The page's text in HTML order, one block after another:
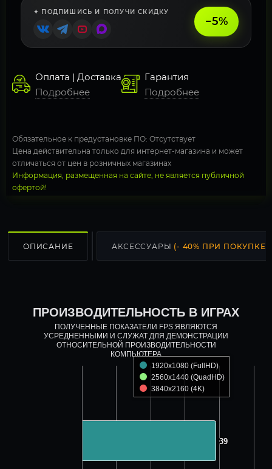
✦ ПОДПИШИСЬ И ПОЛУЧИ СКИДКУ
−5%
Оплата | Доставка
Подробнее
Гарантия
Подробнее
Обязательное к предустановке ПО: Отсутствует
Цена действительна только для интернет-магазина и может
отличаться от цен в розничных магазинах
Информация, размещенная на сайте, не является публичной
офертой!
ОПИСАНИЕ АКСЕССУАРЫ (- 40% ПРИ ПОКУПКЕ
ПРОИЗВОДИТЕЛЬНОСТЬ В ИГРАХ
ПОЛУЧЕННЫЕ ПОКАЗАТЕЛИ FPS ЯВЛЯЮТСЯ
УСРЕДНЕННЫМИ И СЛУЖАТ ДЛЯ ДЕМОНСТРАЦИИ
ОТНОСИТЕЛЬНОЙ ПРОИЗВОДИТЕЛЬНОСТИ
КОМПЬЮТЕРА
39
39
1920x1080 (FullHD)
2560x1440 (QuadHD)
3840x2160 (4K)